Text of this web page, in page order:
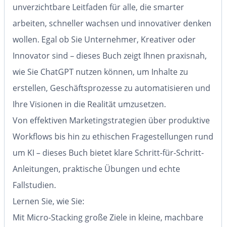
unverzichtbare Leitfaden für alle, die smarter
arbeiten, schneller wachsen und innovativer denken
wollen. Egal ob Sie Unternehmer, Kreativer oder
Innovator sind – dieses Buch zeigt Ihnen praxisnah,
wie Sie ChatGPT nutzen können, um Inhalte zu
erstellen, Geschäftsprozesse zu automatisieren und
Ihre Visionen in die Realität umzusetzen.
Von effektiven Marketingstrategien über produktive
Workflows bis hin zu ethischen Fragestellungen rund
um KI – dieses Buch bietet klare Schritt-für-Schritt-
Anleitungen, praktische Übungen und echte
Fallstudien.
Lernen Sie, wie Sie:
Mit Micro-Stacking große Ziele in kleine, machbare